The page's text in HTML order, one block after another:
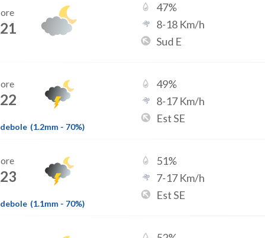
ore
21
47%
8-18 Km/h
Sud E
ore
22
debole (1.2mm - 70%)
49%
8-17 Km/h
Est SE
ore
23
debole (1.1mm - 70%)
51%
7-17 Km/h
Est SE